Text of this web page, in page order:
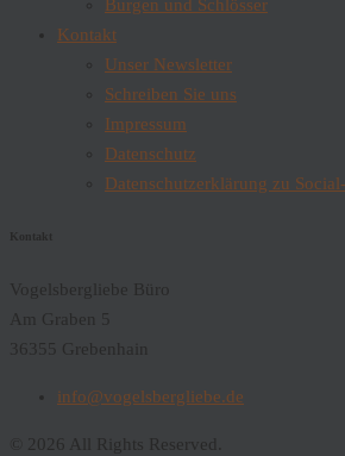
Burgen und Schlösser
Kontakt
Unser Newsletter
Schreiben Sie uns
Impressum
Datenschutz
Datenschutzerklärung zu
Kontakt
Vogelsbergliebe Büro
Am Graben 5
36355 Grebenhain
info@vogelsbergliebe.de
© 2026 All Rights Reserved.